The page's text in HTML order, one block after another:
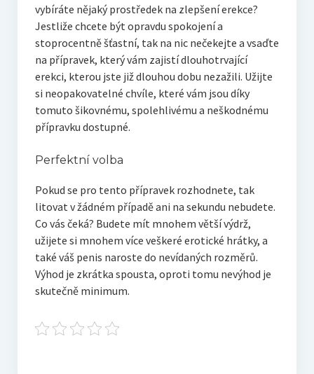
vybíráte nějaký prostředek na zlepšeníerekce?
Jestliže chcete být opravdu spokojení a
stoprocentně šťastní, tak na nic nečekejte a vsaďte
na přípravek, který vám zajistí dlouhotrvající
erekci, kterou jste již dlouhou dobu nezažili. Užijte
si neopakovatelné chvíle, které vám jsou díky
tomuto šikovnému, spolehlivému a neškodnému
přípravku dostupné.
Perfektní volba
Pokud se pro tento přípravek rozhodnete, tak
litovat v žádném případě ani na sekundu nebudete.
Co vás čeká? Budete mít mnohem větší výdrž,
užijete si mnohem více veškeré erotické hrátky, a
také váš penis naroste do nevídaných rozměrů.
Výhod je zkrátka spousta, oproti tomu nevýhod je
skutečně minimum.